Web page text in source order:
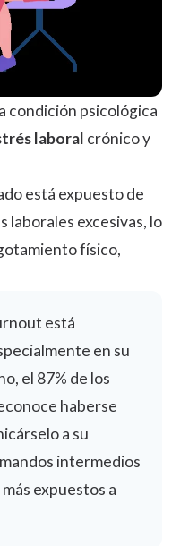
condición psicológica
laboral crónico y
está expuesto de
laborales excesivas, lo
físico,
está
en su
el 87% de los
haberse
a su
intermedios
expuestos a